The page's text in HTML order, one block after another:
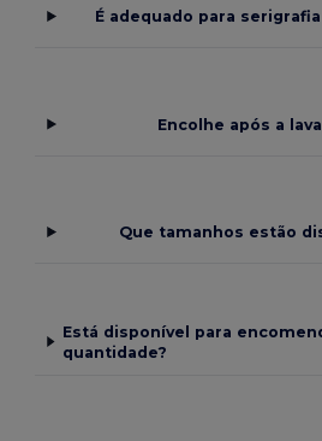
É adequado para
Encolhe após a
Que tamanhos estão
Está disponível para
quantidade?